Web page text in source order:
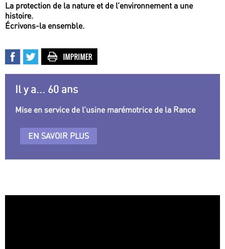
La protection de la nature et de l’environnement a une
histoire.
Écrivons-la ensemble.
Il y a... 60 ans
Mise en service de l’usine marémotrice de la Rance
EN SAVOIR PLUS